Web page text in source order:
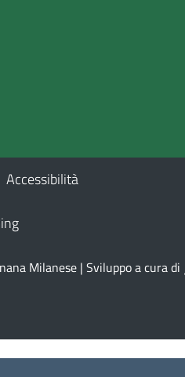
Accessibilità
Milanese | Sviluppo a cura di